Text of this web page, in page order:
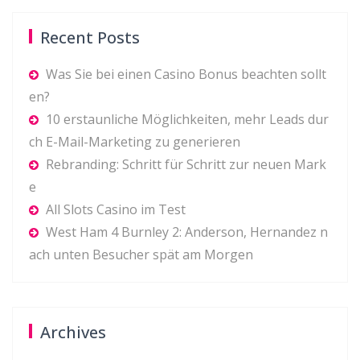
o
u
p
o
t:
Recent Posts
Was Sie bei einen Casino Bonus beachten sollt
en?
10 erstaunliche Möglichkeiten, mehr Leads dur
ch E-Mail-Marketing zu generieren
Rebranding: Schritt für Schritt zur neuen Mark
e
All Slots Casino im Test
West Ham 4 Burnley 2: Anderson, Hernandez n
ach unten Besucher spät am Morgen
Archives